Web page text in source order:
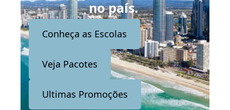
no país.
Conheça as Escolas
Veja Pacotes
Ultimas Promoções